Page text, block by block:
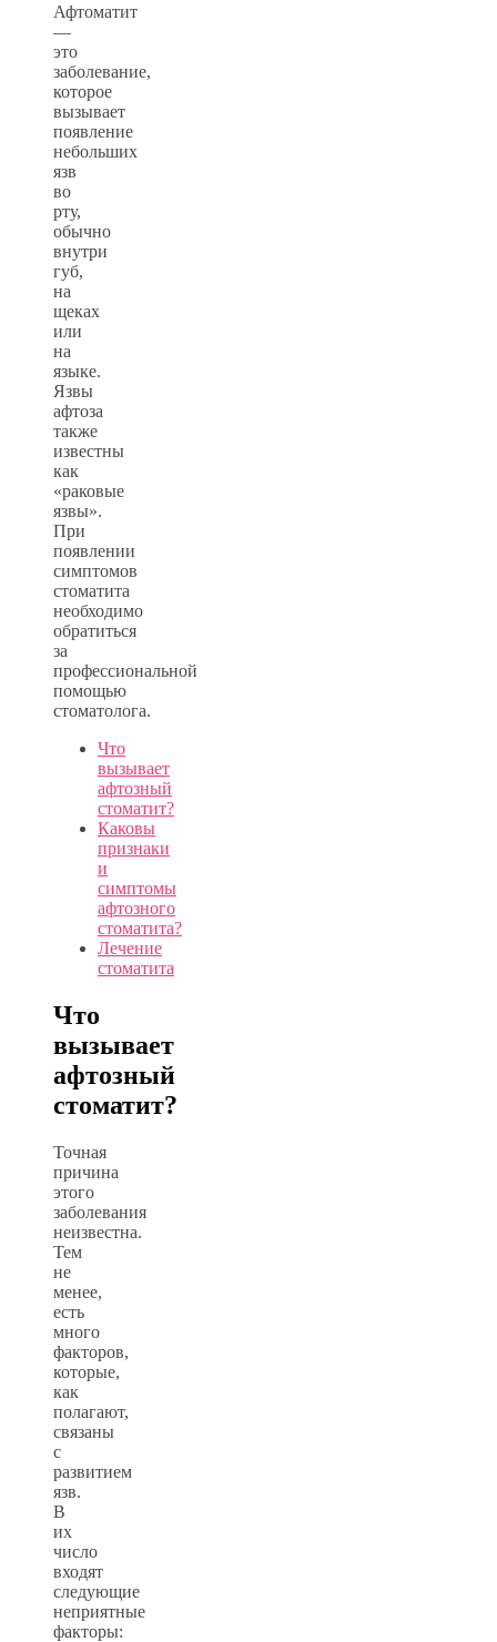
Афтоматит
—
это
заболевание,
которое
вызывает
появление
небольших
язв
во
рту,
обычно
внутри
губ,
на
щеках
или
на
языке.
Язвы
афтоза
также
известны
как
«раковые
язвы».
При
появлении
симптомов
стоматита
необходимо
обратиться
за
профессиональной
помощью
стоматолога.
Что
вызывает
афтозный
стоматит?
Каковы
признаки
и
симптомы
афтозного
стоматита?
Лечение
стоматита
Что
вызывает
афтозный
стоматит?
Точная
причина
этого
заболевания
неизвестна.
Тем
не
менее,
есть
много
факторов,
которые,
как
полагают,
связаны
с
развитием
язв.
В
их
число
входят
следующие
неприятные
факторы: